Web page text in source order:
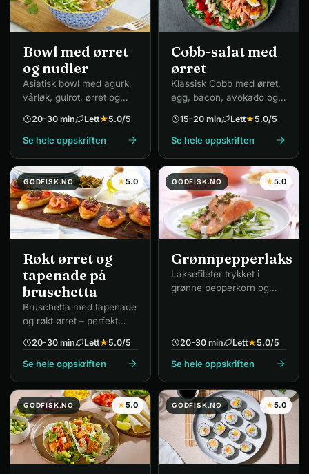
Bowl med ørret
og nudler
Asiatisk bowl med agurk,
vårløk, gulrot, ørret og
20-30 min Lett★5.0/5
Se hele oppskriften
Cobb-salat med
ørret
Klassisk Cobb med ørret,
egg, bacon, avokado og
15-20 min Lett★5.0/5
Se hele oppskriften
GODFISK.NO ★5.0
Røkt ørret og
tapenade på
bruschetta
Bruschetta med tapenade
og røkt ørret – perfekt
20-30 min Lett★5.0/5
Se hele oppskriften
GODFISK.NO ★5.0
Grønnpepperlaks
Laksefileter trykket i
grønne pepperkorn og
20-30 min Lett★5.0/5
Se hele oppskriften
GODFISK.NO ★5.0 GODFISK.NO ★5.0